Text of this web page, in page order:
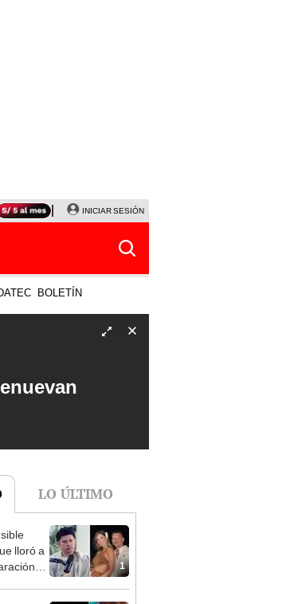
NALDY SALDAÑA
INICIAR SESIÓN
BOLETÍN
LO ÚLTIMO
1
lloró a